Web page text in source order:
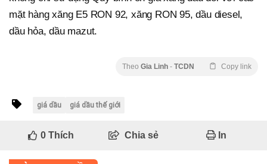
mặt hàng xăng E5 RON 92, xăng RON 95, dầu diesel,
dầu hỏa, dầu mazut.
Theo Gia Linh - TCDN Copy link
giá dầu giá dầu thế giới
0Thích Chia sẻ In